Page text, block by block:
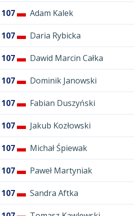
107 Adam Kalek
107 Daria Rybicka
107 Dawid Marcin Całka
107 Dominik Janowski
107 Fabian Duszyński
107 Jakub Kozłowski
107 Michał Śpiewak
107 Paweł Martyniak
107 Sandra Aftka